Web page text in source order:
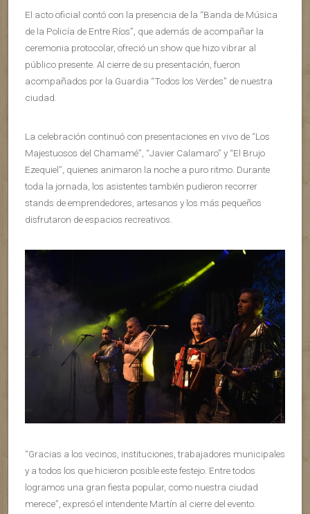
El acto oficial contó con la presencia de la “Banda de Música
de la Policía de Entre Ríos”, que además de acompañar la
ceremonia protocolar, ofreció un show que hizo vibrar al
público presente. Al cierre de su presentación, fueron
acompañados por la Guardia “Todos los Verdes” de nuestra
ciudad.
La celebración continuó con presentaciones en vivo de “Los
Majestuosos del Chamamé”, “Javier Calamaro” y “El Brujo
Ezequiel”, quienes animaron la noche a puro ritmo. Durante
toda la jornada, los asistentes también pudieron recorrer
stands de emprendedores, artesanos y los más pequeños
disfrutaron de espacios recreativos.
“Gracias a los vecinos, instituciones, trabajadores municipales
y a todos los que hicieron posible este festejo. Entre todos
logramos una gran fiesta popular, como nuestra ciudad
merece”, expresó el intendente Martín al cierre del evento.